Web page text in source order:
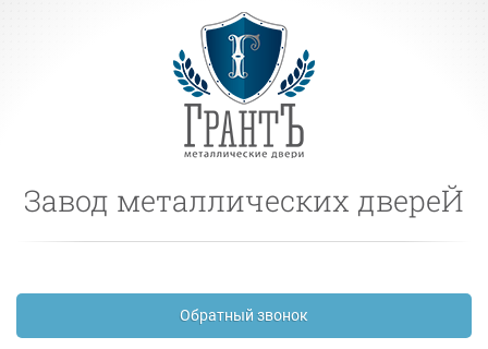
Завод металлических двереЙ
Обратный звонок